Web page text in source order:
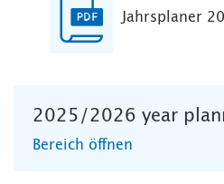
Jahrsplaner
2025/2026 year
Bereich öffnen